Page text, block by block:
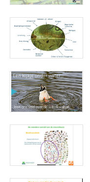
Een kijkje onder water...
… leert ons veel over de waterkwaliteit!